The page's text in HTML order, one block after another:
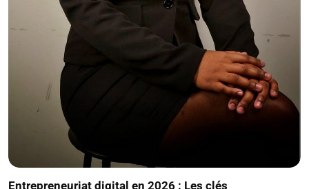
Entrepreneuriat digital en 2026 : Les clés